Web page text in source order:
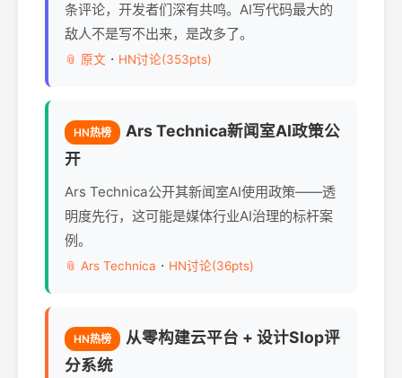
条评论，开发者们深有共鸣。AI写代码最大的
敌人不是写不出来，是改多了。
📎 原文 · HN讨论(353pts)
HN热榜
Ars Technica新闻室AI政策公
开
Ars Technica公开其新闻室AI使用政策——透
明度先行，这可能是媒体行业AI治理的标杆案
例。
📎 Ars Technica · HN讨论(36pts)
HN热榜
从零构建云平台 + 设计Slop评
分系统